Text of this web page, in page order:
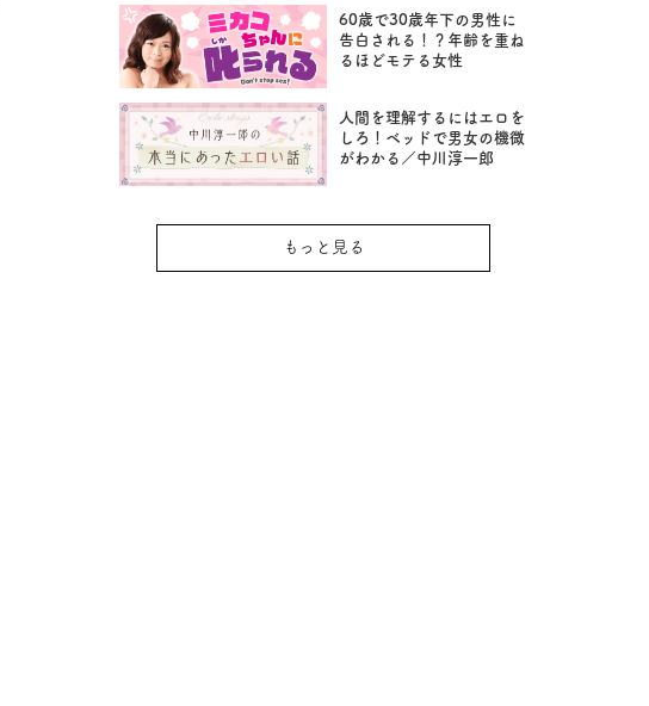
60歳で30歳年下の男性に
告白される！？年齢を重ね
るほどモテる女性
人間を理解するにはエロを
しろ！ベッドで男女の機微
がわかる／中川淳一郎
もっと見る